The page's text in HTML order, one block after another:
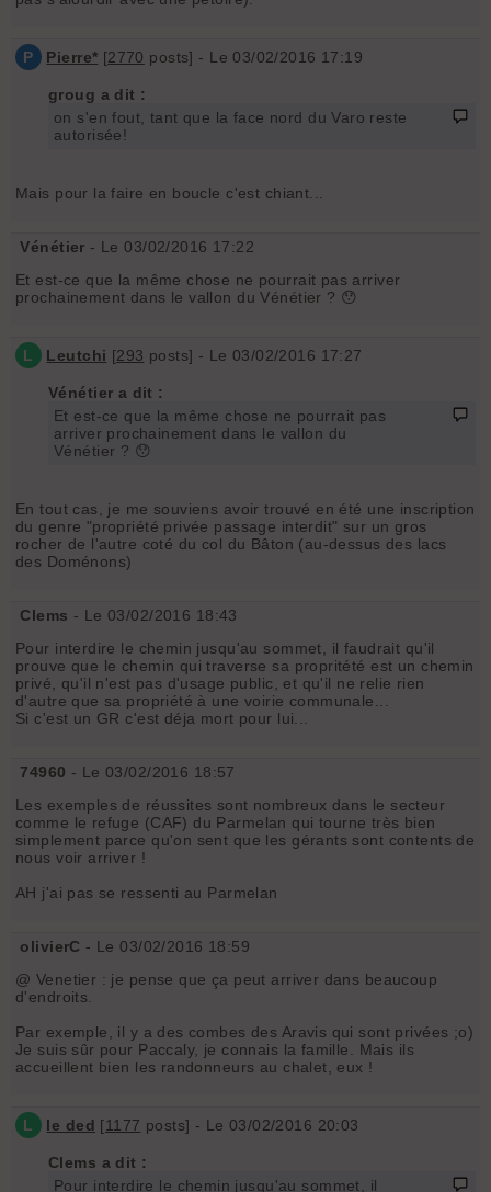
P Pierre* [2770 posts] - Le 03/02/2016 17:19
groug a dit :
on s'en fout, tant que la face nord du Varo reste
autorisée!
Mais pour la faire en boucle c'est chiant...
Vénétier - Le 03/02/2016 17:22
Et est-ce que la même chose ne pourrait pas arriver
prochainement dans le vallon du Vénétier ? 😯
L Leutchi [293 posts] - Le 03/02/2016 17:27
Vénétier a dit :
Et est-ce que la même chose ne pourrait pas
arriver prochainement dans le vallon du
Vénétier ? 😯
En tout cas, je me souviens avoir trouvé en été une inscription
du genre "propriété privée passage interdit" sur un gros
rocher de l'autre coté du col du Bâton (au-dessus des lacs
des Doménons)
Clems - Le 03/02/2016 18:43
Pour interdire le chemin jusqu'au sommet, il faudrait qu'il
prouve que le chemin qui traverse sa propritété est un chemin
privé, qu'il n'est pas d'usage public, et qu'il ne relie rien
d'autre que sa propriété à une voirie communale...
Si c'est un GR c'est déja mort pour lui...
74960 - Le 03/02/2016 18:57
Les exemples de réussites sont nombreux dans le secteur
comme le refuge (CAF) du Parmelan qui tourne très bien
simplement parce qu'on sent que les gérants sont contents de
nous voir arriver !
AH j'ai pas se ressenti au Parmelan
olivierC - Le 03/02/2016 18:59
@ Venetier : je pense que ça peut arriver dans beaucoup
d'endroits.
Par exemple, il y a des combes des Aravis qui sont privées ;o)
Je suis sûr pour Paccaly, je connais la famille. Mais ils
accueillent bien les randonneurs au chalet, eux !
L le ded [1177 posts] - Le 03/02/2016 20:03
Clems a dit :
Pour interdire le chemin jusqu'au sommet, il